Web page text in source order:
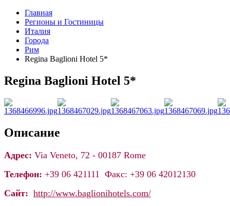
Главная
Регионы и Гостиницы
Италия
Города
Рим
Regina Baglioni Hotel 5*
Regina Baglioni Hotel 5*
Описание
Адрес: Via Veneto, 72 - 00187 Rome
Телефон: +39 06 421111 Факс: +39 06 42012130
Сайт: http://www.baglionihotels.com/